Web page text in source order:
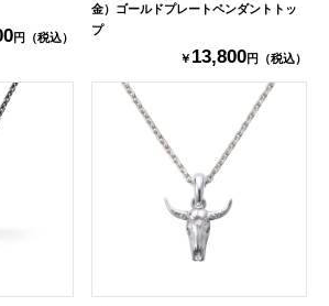
円（税込）
金）ゴールドプレートペンダントトッ
プ
￥ 13,800円（税込）